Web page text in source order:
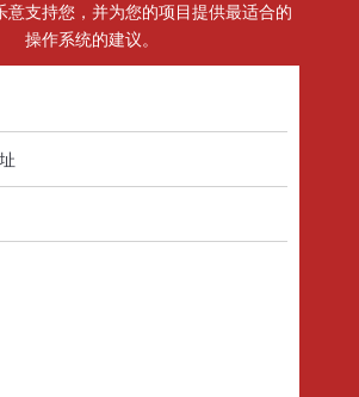
意支持您，并为您的项目提供最适合的
操作系统的建议。